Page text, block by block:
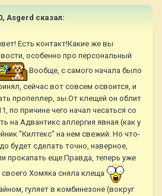
Asgerd сказал:
Есть контакт!Какие же вы
особенно про персональный
Вообще, с самого начала было
сейчас вот совсем освоится, и
пропеллер, зы.От клещей он облит
по причине чего начал чесаться со
на Адвантикс аллергия явная (как у
"Килтекс" на нем свежий. Но что-
будет сделать точно, наверное,
прокапать еще.Правда, теперь уже
Хомяка сняла клеща
гуляет в комбинезоне (вокруг